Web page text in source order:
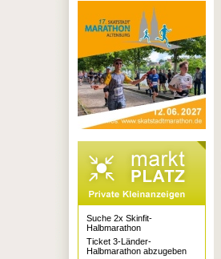
Suche 2x Skinfit-
Halbmarathon
Ticket 3-Länder-
Halbmarathon abzugeben